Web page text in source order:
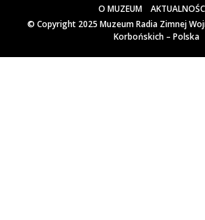
O MUZEUM
© Copyright 2025 Muzeum Radia Zimnej
Korbońskich – Polska